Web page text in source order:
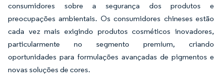
consumidores sobre a segurança dos produtos e
preocupações ambientais. Os consumidores chineses estão
cada vez mais exigindo produtos cosméticos inovadores,
particularmente no segmento premium, criando
oportunidades para formulações avançadas de pigmentos e
novas soluções de cores.